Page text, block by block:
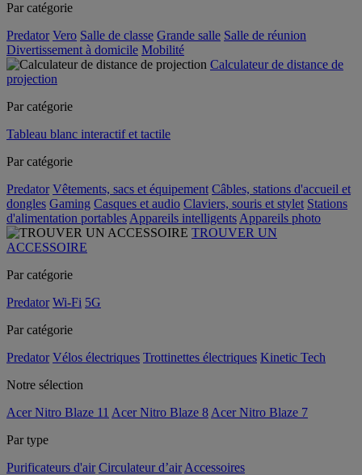
Par catégorie
Predator Vero Salle de classe Grande salle Salle de réunion
Divertissement à domicile Mobilité
Calculateur de distance de
projection
Par catégorie
Tableau blanc interactif et tactile
Par catégorie
Predator Vêtements, sacs et équipement Câbles, stations d'accueil et
dongles Gaming Casques et audio Claviers, souris et stylet Stations
d'alimentation portables Appareils intelligents Appareils photo
TROUVER UN
ACCESSOIRE
Par catégorie
Predator Wi-Fi 5G
Par catégorie
Predator Vélos électriques Trottinettes électriques Kinetic Tech
Notre sélection
Acer Nitro Blaze 11 Acer Nitro Blaze 8 Acer Nitro Blaze 7
Par type
Purificateurs d'air Circulateur d’air Accessoires